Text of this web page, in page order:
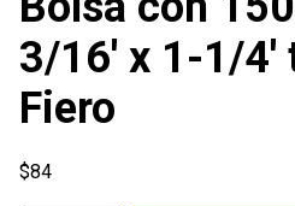
3/16′ x 1-1/
Fiero
$84